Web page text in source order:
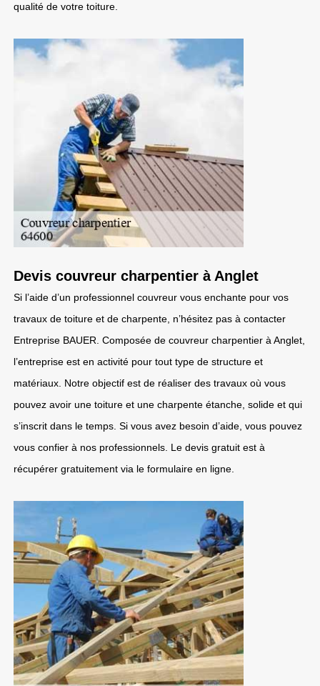
qualité de votre toiture.
Devis couvreur charpentier à Anglet
Si l’aide d’un professionnel couvreur vous enchante pour vos
travaux de toiture et de charpente, n’hésitez pas à contacter
Entreprise BAUER. Composée de couvreur charpentier à Anglet,
l’entreprise est en activité pour tout type de structure et
matériaux. Notre objectif est de réaliser des travaux où vous
pouvez avoir une toiture et une charpente étanche, solide et qui
s’inscrit dans le temps. Si vous avez besoin d’aide, vous pouvez
vous confier à nos professionnels. Le devis gratuit est à
récupérer gratuitement via le formulaire en ligne.